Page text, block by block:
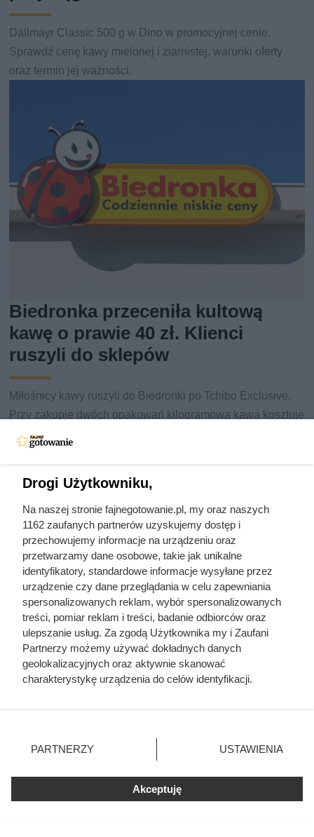
Dallmayr Classic 500 g w Dino w promocyjnej cenie.
Sprawdź cenę kawy mielonej i ziarnistej, warunki oferty
oraz termin jej ważności.
Biedronka przeceniła kultową
kawę o prawie 40 zł. Klienci
ruszyli do sklepów
Miłośnicy kawy ruszyli do Biedronki po Tchibo Exclusive.
Przy zakupie dwóch opakowań kilogramowa kawa kosztuje
tylko 49,99 zł zamiast 87,99 zł. Sprawdź warunki promocji i
Biedronki zachwyceni
Kawa ziarnista Tchibo Exclusive w dużej promocji w
Biedronce. Sprawdź, jakie warunki spełnić, aby kupić ten
Drogi Użytkowniku,
Na naszej stronie fajnegotowanie.pl, my oraz naszych
1162 zaufanych partnerów uzyskujemy dostęp i
przechowujemy informacje na urządzeniu oraz
przetwarzamy dane osobowe, takie jak unikalne
identyfikatory, standardowe informacje wysyłane przez
urządzenie czy dane przeglądania w celu zapewniania
spersonalizowanych reklam, wybór spersonalizowanych
treści, pomiar reklam i treści, badanie odbiorców oraz
ulepszanie usług. Za zgodą Użytkownika my i Zaufani
Partnerzy możemy używać dokładnych danych
geolokalizacyjnych oraz aktywnie skanować
charakterystykę urządzenia do celów identyfikacji.
zmienić/wycofać klikając przycisk ustawień prywatności
znajdujący się w lewym dolnym rogu strony
rodzaje przetwarzania danych nie wymagają zgody
użytkownika, ale masz prawo sprzeciwić się takiemu
przetwarzaniu. Preferencje będą miały zastosowania tylko
PARTNERZY USTAWIENIA
Akceptuję